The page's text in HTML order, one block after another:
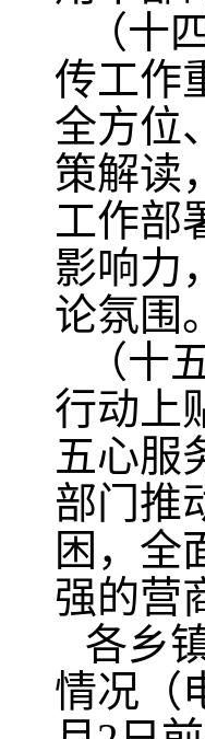
（十
传工作
全方位
策解读
工作部
影响力
论氛围。
（十
行动上
五心服
部门推
困，全
强的营
各乡
情况（